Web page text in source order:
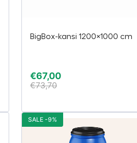
BigBox-kansi 1200×1000 cm
€67,00
€73,70
SALE -9%